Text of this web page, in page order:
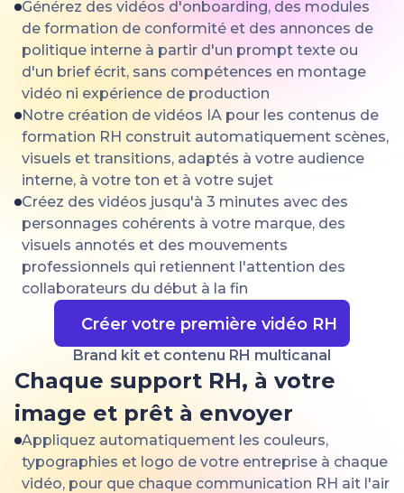
Générez des vidéos d'onboarding, des modules
de formation de conformité et des annonces de
politique interne à partir d'un prompt texte ou
d'un brief écrit, sans compétences en montage
vidéo ni expérience de production
Notre création de vidéos IA pour les contenus de
formation RH construit automatiquement scènes,
visuels et transitions, adaptés à votre audience
interne, à votre ton et à votre sujet
Créez des vidéos jusqu'à 3 minutes avec des
personnages cohérents à votre marque, des
visuels annotés et des mouvements
professionnels qui retiennent l'attention des
collaborateurs du début à la fin
Créer votre première vidéo RH
Brand kit et contenu RH multicanal
Chaque support RH, à votre
image et prêt à envoyer
Appliquez automatiquement les couleurs,
typographies et logo de votre entreprise à chaque
vidéo, pour que chaque communication RH ait l'air